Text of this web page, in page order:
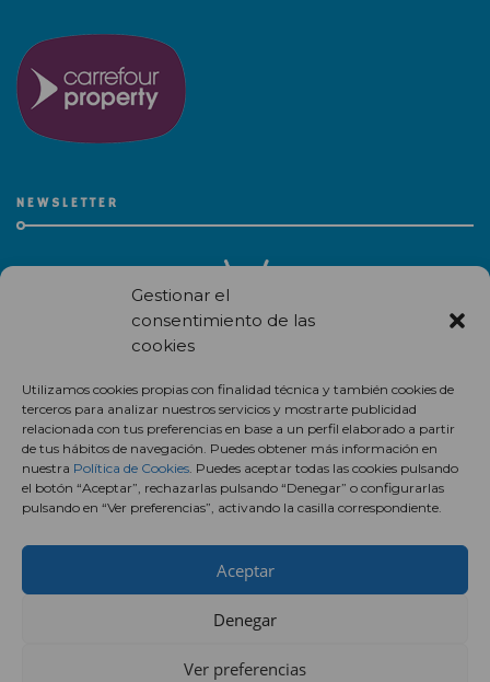
Gestionar el
consentimiento de las
cookies
Utilizamos cookies propias con finalidad técnica y también cookies de
terceros para analizar nuestros servicios y mostrarte publicidad
relacionada con tus preferencias en base a un perfil elaborado a partir
de tus hábitos de navegación. Puedes obtener más información en
nuestra Política de Cookies. Puedes aceptar todas las cookies pulsando
el botón “Aceptar”, rechazarlas pulsando “Denegar” o configurarlas
pulsando en “Ver preferencias”, activando la casilla correspondiente.
Aceptar
Denegar
Ver preferencias
NEWSLETTER
centro comercial.
Suscríbete